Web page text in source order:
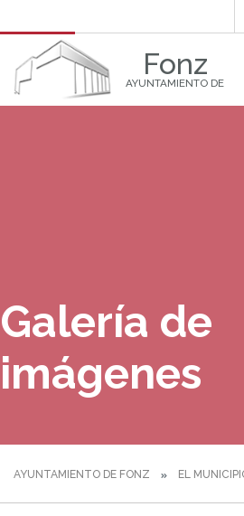
Fonz
AYUNTAMIENTO DE
Galería de
imágenes
AYUNTAMIENTO DE FONZ EL